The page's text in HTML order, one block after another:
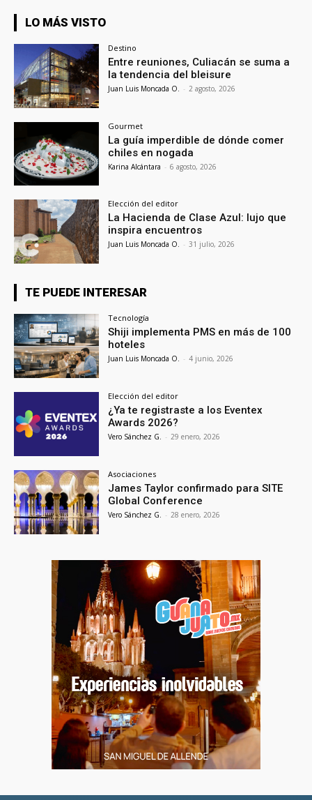
LO MÁS VISTO
Destino
Entre reuniones, Culiacán se suma a
la tendencia del bleisure
Juan Luis Moncada O. - 2 agosto, 2026
Gourmet
La guía imperdible de dónde comer
chiles en nogada
Karina Alcántara - 6 agosto, 2026
Elección del editor
La Hacienda de Clase Azul: lujo que
inspira encuentros
Juan Luis Moncada O. - 31 julio, 2026
TE PUEDE INTERESAR
Tecnología
Shiji implementa PMS en más de 100
hoteles
Juan Luis Moncada O. - 4 junio, 2026
Elección del editor
¿Ya te registraste a los Eventex
Awards 2026?
Vero Sánchez G. - 29 enero, 2026
Asociaciones
James Taylor confirmado para SITE
Global Conference
Vero Sánchez G. - 28 enero, 2026